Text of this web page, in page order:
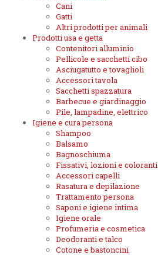
Cani
Gatti
Altri prodotti per animali
Prodotti usa e getta
Contenitori alluminio
Pellicole e sacchetti cibo
Asciugatutto e tovaglioli
Accessori tavola
Sacchetti spazzatura
Barbecue e giardinaggio
Pile, lampadine, elettrico
Igiene e cura persona
Shampoo
Balsamo
Bagnoschiuma
Fissativi, lozioni e coloranti
Accessori capelli
Rasatura e depilazione
Trattamento persona
Saponi e igiene intima
Igiene orale
Profumeria e cosmetica
Deodoranti e talco
Cotone e bastoncini